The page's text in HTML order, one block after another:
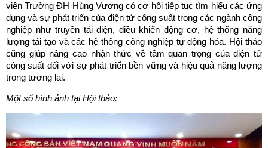
viên Trường ĐH Hùng Vương có cơ hội tiếp tục tìm hiểu các ứng
dụng và sự phát triển của điện tử công suất trong các ngành công
nghiệp như truyền tải điện, điều khiển động cơ, hệ thống năng
lượng tái tạo và các hệ thống công nghiệp tự động hóa. Hội thảo
cũng giúp nâng cao nhận thức về tầm quan trọng của điện tử
công suất đối với sự phát triển bền vững và hiệu quả năng lượng
trong tương lai.
Một số hình ảnh tại Hội thảo: